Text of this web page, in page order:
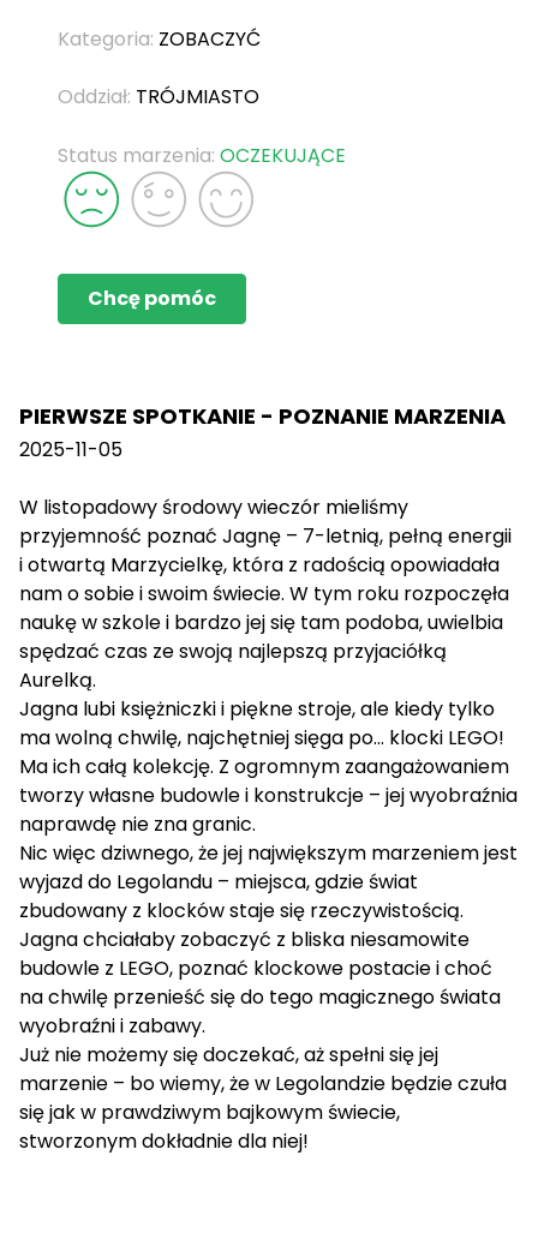
Kategoria: ZOBACZYĆ
Oddział: TRÓJMIASTO
Status marzenia: OCZEKUJĄCE
Chcę pomóc
PIERWSZE SPOTKANIE - POZNANIE MARZENIA
2025-11-05
W listopadowy środowy wieczór mieliśmy
przyjemność poznać Jagnę – 7-letnią, pełną energii
i otwartą Marzycielkę, która z radością opowiadała
nam o sobie i swoim świecie. W tym roku rozpoczęła
naukę w szkole i bardzo jej się tam podoba, uwielbia
spędzać czas ze swoją najlepszą przyjaciółką
Aurelką.
Jagna lubi księżniczki i piękne stroje, ale kiedy tylko
ma wolną chwilę, najchętniej sięga po… klocki LEGO!
Ma ich całą kolekcję. Z ogromnym zaangażowaniem
tworzy własne budowle i konstrukcje – jej wyobraźnia
naprawdę nie zna granic.
Nic więc dziwnego, że jej największym marzeniem jest
wyjazd do Legolandu – miejsca, gdzie świat
zbudowany z klocków staje się rzeczywistością.
Jagna chciałaby zobaczyć z bliska niesamowite
budowle z LEGO, poznać klockowe postacie i choć
na chwilę przenieść się do tego magicznego świata
wyobraźni i zabawy.
Już nie możemy się doczekać, aż spełni się jej
marzenie – bo wiemy, że w Legolandzie będzie czuła
się jak w prawdziwym bajkowym świecie,
stworzonym dokładnie dla niej!